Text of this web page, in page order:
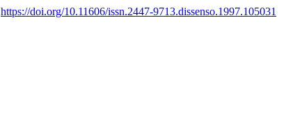
https://doi.org/10.11606/issn.2447-9713.dissenso.1997.105031